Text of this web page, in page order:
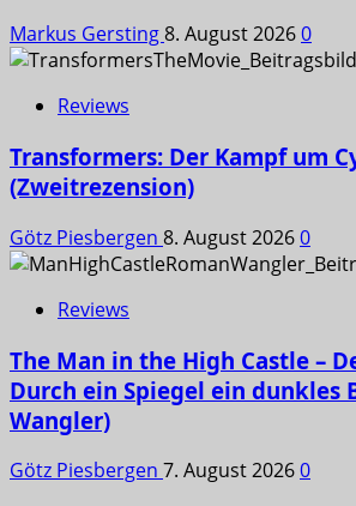
Markus Gersting8. August 20260
Reviews
Transformers: Der Kampf um
(Zweitrezension)
Götz Piesbergen 8. August 20260
Reviews
The Man in the High Castle –
Durch ein Spiegel ein dunkles
Wangler)
Götz Piesbergen 7. August 20260